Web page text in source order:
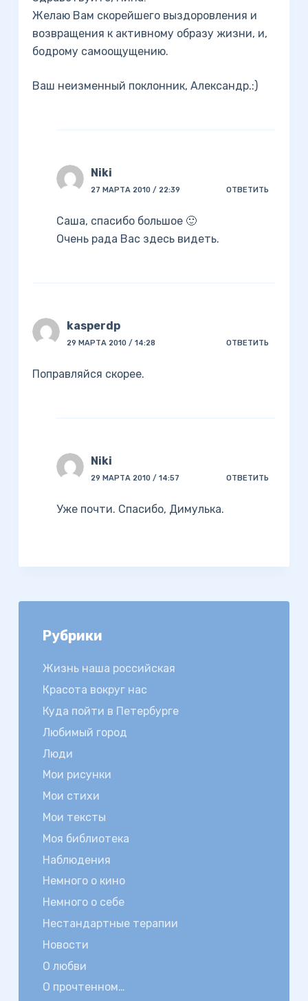
Желаю Вам скорейшего выздоровления и
возвращения к активному образу жизни, и,
бодрому самоощущению.
Ваш неизменный поклонник, Александр.:)
Niki
27 МАРТА 2010 / 22:39 ОТВЕТИТЬ
Саша, спасибо большое 🙂
Очень рада Вас здесь видеть.
kasperdp
29 МАРТА 2010 / 14:28 ОТВЕТИТЬ
Поправляйся скорее.
Niki
29 МАРТА 2010 / 14:57 ОТВЕТИТЬ
Уже почти. Спасибо, Димулька.
Рубрики
Жизнь наша российская
Красота вокруг нас
Куда пойти в Петербурге
Любимый город
Люди
Мои рисунки
Мои стихи
Мои тексты
Моя библиотека
Наблюдения
Немного о кино
Немного о себе
Нестандартные терапии
Новости
О любви
О прочтенном…